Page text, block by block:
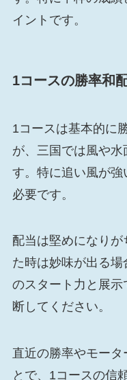
イントです。
1コースの勝率和
1コースは基本的に
が、三国では風や水
す。特に追い風が
必要です。
配当は堅めになり
た時は妙味が出る
のスタート力と展示
断してください。
直近の勝率やモー
とで、1コースの信